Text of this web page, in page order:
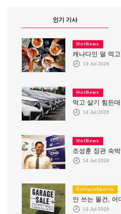
인기 기사
HotNews
캐나다인 덜 먹
13 Jul 2026
HotNews
먹고 살기 힘든
14 Jul 2026
HotNews
조성훈 장관 숙
14 Jul 2026
CultureSports
안 쓰는 물건, 어
13 Jul 2026